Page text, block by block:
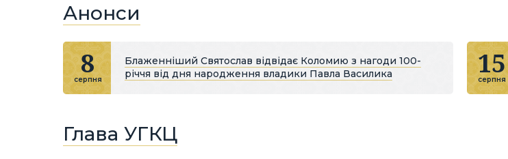
Анонси
8
серпня
Блаженніший Святослав відвідає Коломию з нагоди 100-
річчя від дня народження владики Павла Василика
15
серпня
Глава УГКЦ